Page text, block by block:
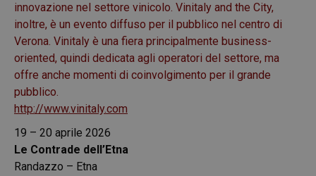
innovazione nel settore vinicolo. Vinitaly and the City,
inoltre, è un evento diffuso per il pubblico nel centro di
Verona. Vinitaly è una fiera principalmente business-
oriented, quindi dedicata agli operatori del settore, ma
offre anche momenti di coinvolgimento per il grande
pubblico.
http://www.vinitaly.com
19 – 20 aprile 2026
Le Contrade dell’Etna
Randazzo – Etna